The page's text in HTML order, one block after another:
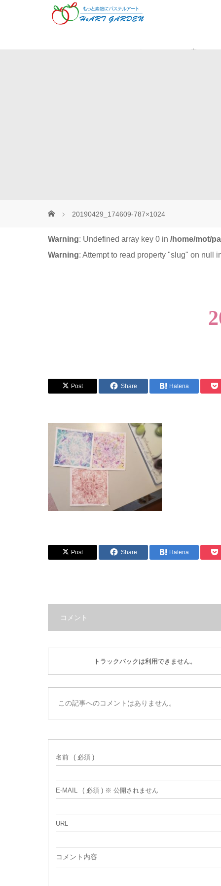
癒やし
20190429_174609-787×1024
Warning: Undefined array key 0 in /home/mot/
Warning: Attempt to read property "slug" on null
Post Share Hatena
Post Share Hatena
コメント
トラックバックは利用できません。
この記事へのコメントはありません。
名前 ( 必須 )
E-MAIL ( 必須 ) ※ 公開されません
URL
コメント内容